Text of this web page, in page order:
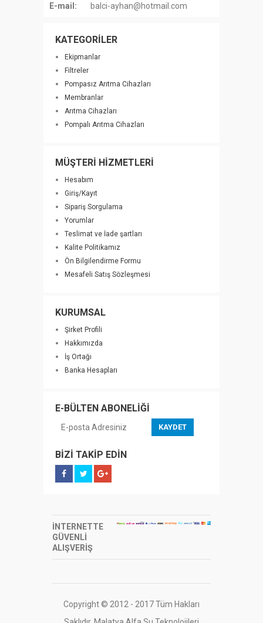
E-mail:
balci-ayhan@hotmail.com
KATEGORİLER
Ekipmanlar
Filtreler
Pompasız Arıtma Cihazları
Membranlar
Arıtma Cihazları
Pompalı Arıtma Cihazları
MÜŞTERİ HİZMETLERİ
Hesabım
Giriş/Kayıt
Sipariş Sorgulama
Yorumlar
Teslimat ve İade şartları
Kalite Politikamız
Ön Bilgilendirme Formu
Mesafeli Satış Sözleşmesi
KURUMSAL
Şirket Profili
Hakkımızda
İş Ortağı
Banka Hesapları
E-BÜLTEN ABONELİĞİ
KAYDET
BİZİ TAKİP EDİN
İNTERNETTE
GÜVENLİ
ALIŞVERİŞ
Copyright © 2012 - 2017 Tüm Hakları